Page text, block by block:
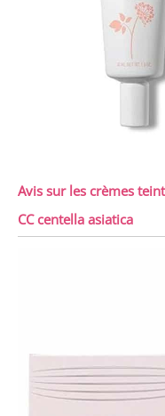
Avis sur les crèmes
CC centella asiatica